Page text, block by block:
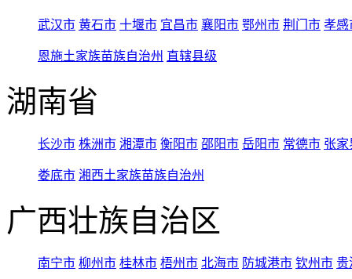
武汉市 黄石市 十堰市 宜昌市 襄阳市 鄂州市 荆门市 孝感
恩施土家族苗族自治州 直辖县级
湖南省
长沙市 株洲市 湘潭市 衡阳市 邵阳市 岳阳市 常德市 张家
娄底市 湘西土家族苗族自治州
广西壮族自治区
南宁市 柳州市 桂林市 梧州市 北海市 防城港市 钦州市 贵